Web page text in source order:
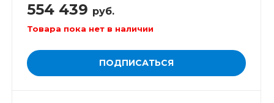
554 439 руб.
Товара пока нет в наличии
ПОДПИСАТЬСЯ